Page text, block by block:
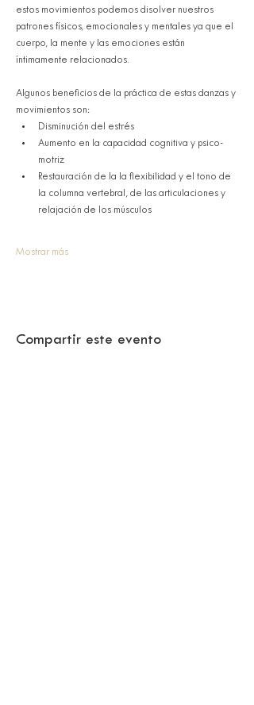
estos movimientos podemos disolver nuestros
patrones físicos, emocionales y mentales ya que el
cuerpo, la mente y las emociones están
íntimamente relacionados.
Algunos beneficios de la práctica de estas danzas y
movimientos son:
Disminución del estrés
Aumento en la capacidad cognitiva y psico-
motriz
Restauración de la la flexibilidad y el tono de
la columna vertebral, de las articulaciones y
relajación de los músculos
Mostrar más
Compartir este evento